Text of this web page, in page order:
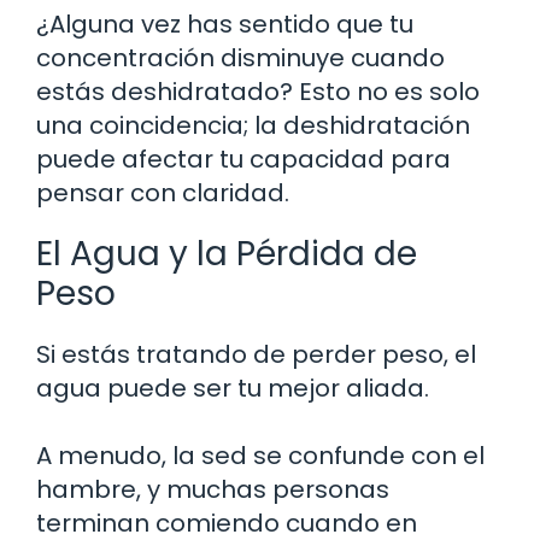
¿Alguna vez has sentido que tu
concentración disminuye cuando
estás deshidratado? Esto no es solo
una coincidencia; la deshidratación
puede afectar tu capacidad para
pensar con claridad.
El Agua y la Pérdida de
Peso
Si estás tratando de perder peso, el
agua puede ser tu mejor aliada.
A menudo, la sed se confunde con el
hambre, y muchas personas
terminan comiendo cuando en